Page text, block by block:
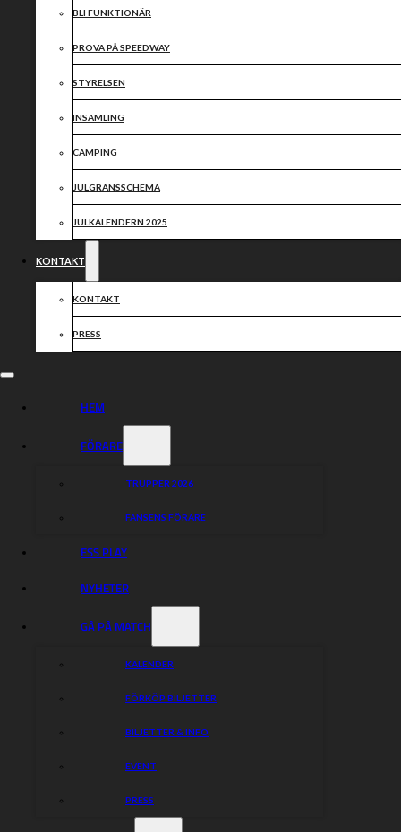
BLI FUNKTIONÄR
PROVA PÅ SPEEDWAY
STYRELSEN
INSAMLING
CAMPING
JULGRANSSCHEMA
JULKALENDERN 2025
KONTAKT
KONTAKT
PRESS
HEM
FÖRARE
TRUPPER 2026
FANSENS FÖRARE
ESS PLAY
NYHETER
GÅ PÅ MATCH
KALENDER
FÖRKÖP BILJETTER
BILJETTER & INFO
EVENT
PRESS